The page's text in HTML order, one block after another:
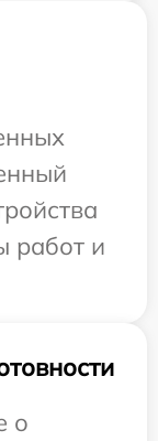
работ и
о